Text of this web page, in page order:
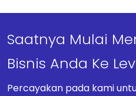
Saatnya Mulai
Bisnis Anda Ke
Percayakan pada kami